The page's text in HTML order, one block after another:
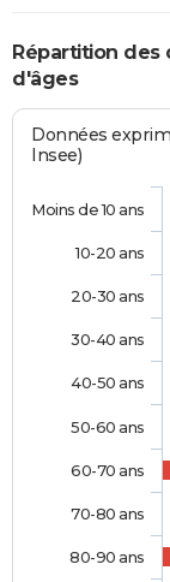
Répartition des
d'âges
Données
Insee)
Moins de 10 ans
10-20 ans
20-30 ans
30-40 ans
40-50 ans
50-60 ans
60-70 ans
70-80 ans
80-90 ans